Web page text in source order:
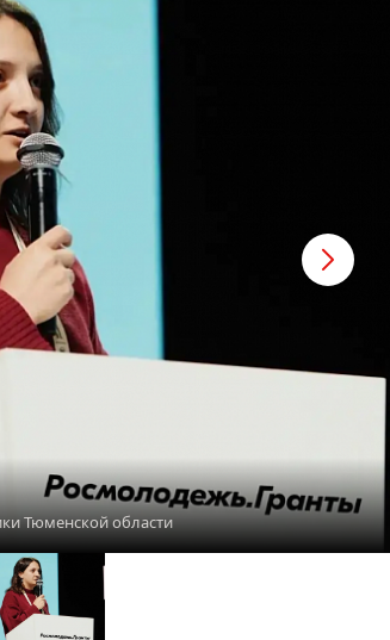
Тюменской области